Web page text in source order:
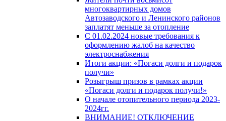
многоквартирных домов
Автозаводского и Ленинского районов
заплатят меньше за отопление
С 01.02.2024 новые требования к
оформлению жалоб на качество
электроснабжения
Итоги акции: «Погаси долги и подарок
получи»
Розыгрыш призов в рамках акции
«Погаси долги и подарок получи!»
О начале отопительного периода 2023-
2024гг.
ВНИМАНИЕ! ОТКЛЮЧЕНИЕ